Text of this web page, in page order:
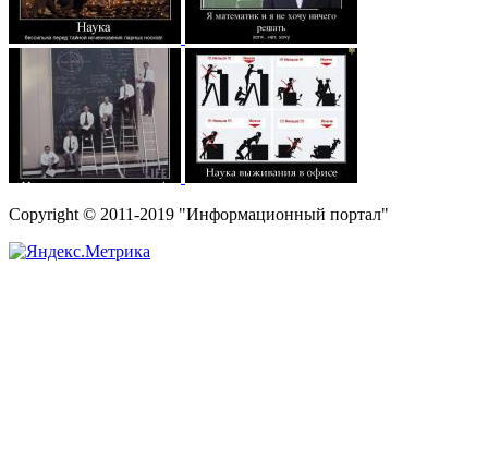
Copyright © 2011-2019 "Информационный портал"